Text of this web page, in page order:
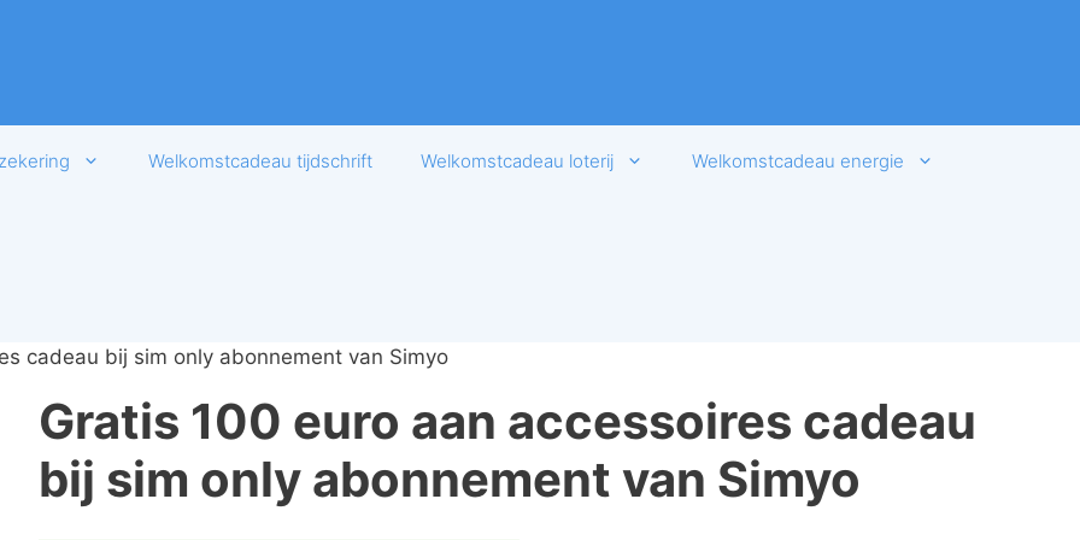
Welkomstcadeau tijdschrift Welkomstcadeau loterij Welkomstcadeau energie
cadeau bij sim only abonnement van Simyo
Gratis 100 euro aan accessoires cadeau
bij sim only abonnement van Simyo